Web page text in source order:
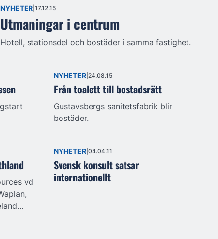
NYHETER 17.12.15
Utmaningar i centrum
Hotell, stationsdel och bostäder i samma fastighet.
NYHETER 24.08.15
Från toalett till bostadsrätt
Gustavsbergs sanitetsfabrik blir
bostäder.
vd
NYHETER 04.04.11
Svensk konsult satsar
internationellt